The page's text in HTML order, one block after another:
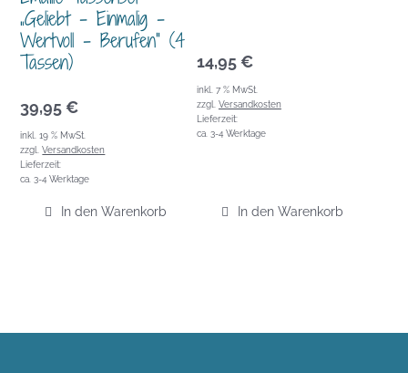
„Geliebt – Einmalig –
Wertvoll – Berufen“ (4
Tassen)
39,95 €
inkl. 19 % MwSt.
zzgl.Versandkosten
Lieferzeit:
ca. 3-4 Werktage
In den Warenkorb
14,95 €
inkl. 7 % MwSt.
zzgl. Versandkosten
Lieferzeit:
ca. 3-4 Werktage
In den Warenkorb